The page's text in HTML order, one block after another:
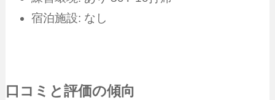
宿泊施設: なし
口コミと評価の傾向